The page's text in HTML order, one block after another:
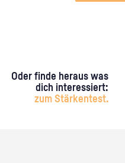
Oder finde heraus was
dich interessiert:
zum Stärkentest.